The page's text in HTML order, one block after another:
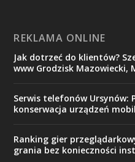
REKLAMA ONLINE
Jak dotrzeć do klientów?
www Grodzisk Mazowiecki,
Serwis telefonów Ursynów:
konserwacja urządzeń
Ranking gier
grania bez konieczności